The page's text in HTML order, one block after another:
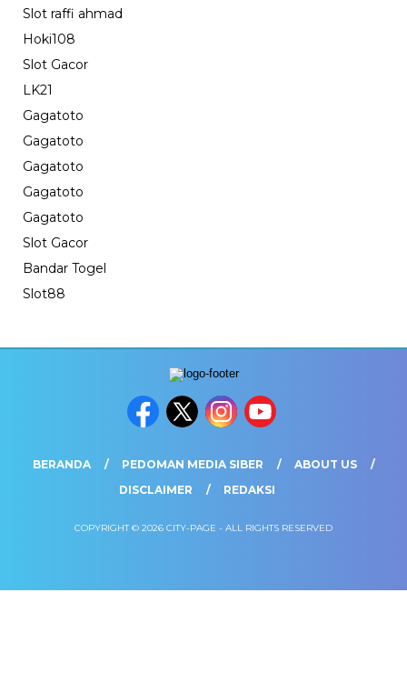
Slot raffi ahmad
Hoki108
Slot Gacor
LK21
Gagatoto
Gagatoto
Gagatoto
Gagatoto
Gagatoto
Slot Gacor
Bandar Togel
Slot88
BERANDA PEDOMAN MEDIA SIBER
ABOUT US
DISCLAIMER
REDAKSI
COPYRIGHT © 2026 CITY-PAGE - ALL RIGHTS RESERVED